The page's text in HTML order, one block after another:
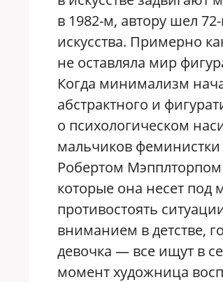
в 1982-м, автору шел
искусства. Примерно
не оставляла мир
Когда минимализм
абстрактного и
о психологическом
мальчиков
Робертом
которые она несет под
противостоять
вниманием в детстве,
девочка — все ищут в
момент художница